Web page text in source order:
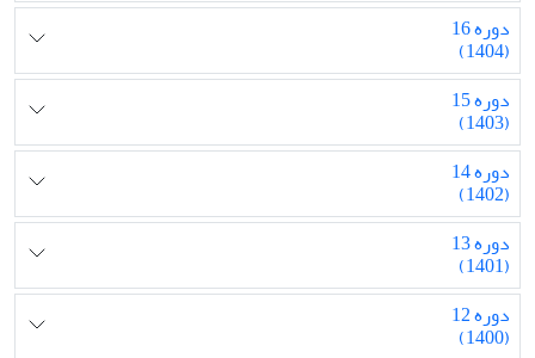
دوره 16
(1404)
دوره 15
(1403)
دوره 14
(1402)
دوره 13
(1401)
دوره 12
(1400)